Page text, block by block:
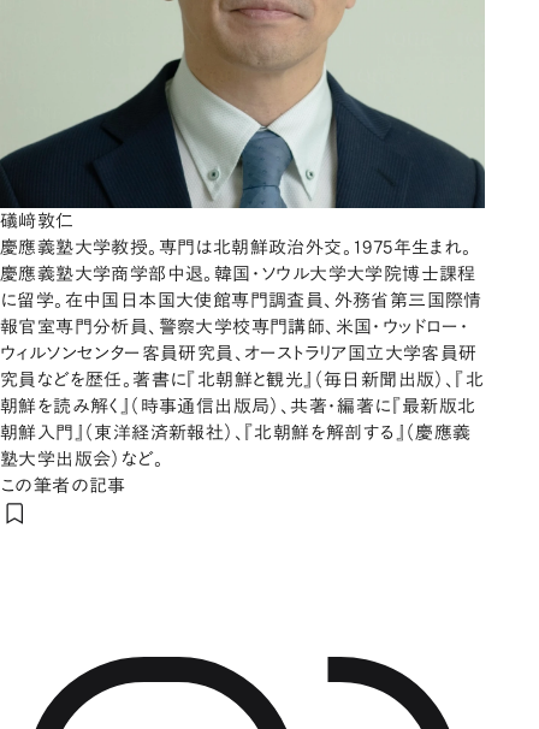
礒﨑敦仁
慶應義塾大学教授。専門は北朝鮮政治外交。1975年生まれ。
慶應義塾大学商学部中退。韓国・ソウル大学大学院博士課程
に留学。在中国日本国大使館専門調査員、外務省第三国際情
報官室専門分析員、警察大学校専門講師、米国・ウッドロー・
ウィルソンセンター客員研究員、オーストラリア国立大学客員研
究員などを歴任。著書に『北朝鮮と観光』（毎日新聞出版）、『北
朝鮮を読み解く』（時事通信出版局）、共著・編著に『最新版北
朝鮮入門』（東洋経済新報社）、『北朝鮮を解剖する』（慶應義
塾大学出版会）など。
この筆者の記事